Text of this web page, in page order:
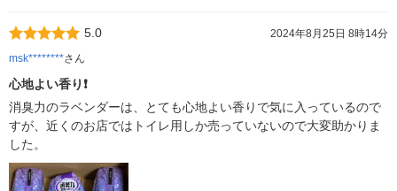
5.0
2024年8月25日 8時14分
msk********さん
心地よい香り❗️
消臭力のラベンダーは、とても心地よい香りで気に入っているので
すが、近くのお店ではトイレ用しか売っていないので大変助かりま
した。